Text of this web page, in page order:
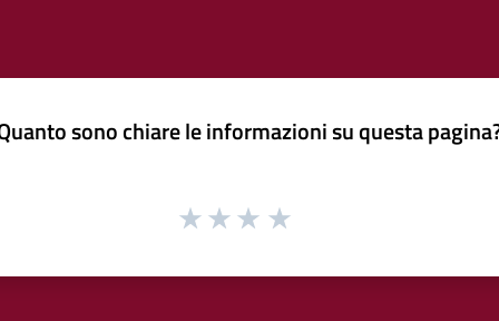
sono chiare le informazioni su questa